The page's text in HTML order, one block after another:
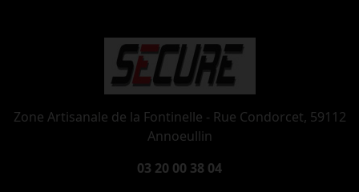
Zone Artisanale de la Fontinelle - Rue Condorcet, 59112
Annoeullin
03 20 00 38 04